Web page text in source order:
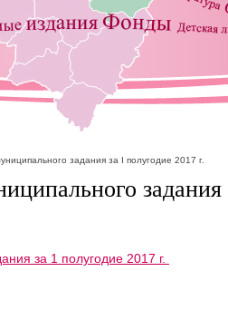
задания за I полугодие 2017 г.
задания
за 1 полугодие 2017 г.